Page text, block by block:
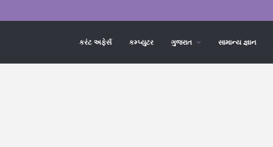
કરંટ અફેર્સ કમ્પ્યુટર ગુજરાત સામાન્ય જ્ઞાન